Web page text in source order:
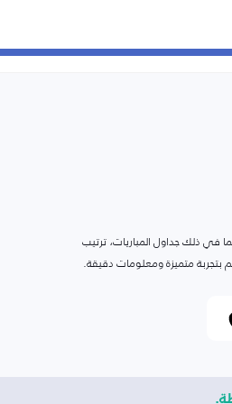
في ذلك جداول المباريات، ترتيب
بتجربة متميزة ومعلومات دقيقة.